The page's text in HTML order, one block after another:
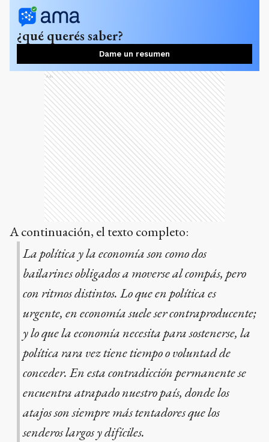
¿qué querés saber?
Dame un resumen
Ads
A continuación, el texto completo:
La política y la economía son como dos
bailarines obligados a moverse al compás, pero
con ritmos distintos. Lo que en política es
urgente, en economía suele ser contraproducente;
y lo que la economía necesita para sostenerse, la
política rara vez tiene tiempo o voluntad de
conceder. En esta contradicción permanente se
encuentra atrapado nuestro país, donde los
atajos son siempre más tentadores que los
senderos largos y difíciles.